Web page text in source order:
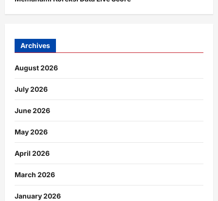
Archives
August 2026
July 2026
June 2026
May 2026
April 2026
March 2026
January 2026